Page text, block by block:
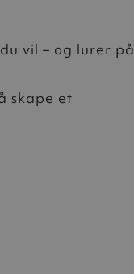
vil – og lurer på
skape et